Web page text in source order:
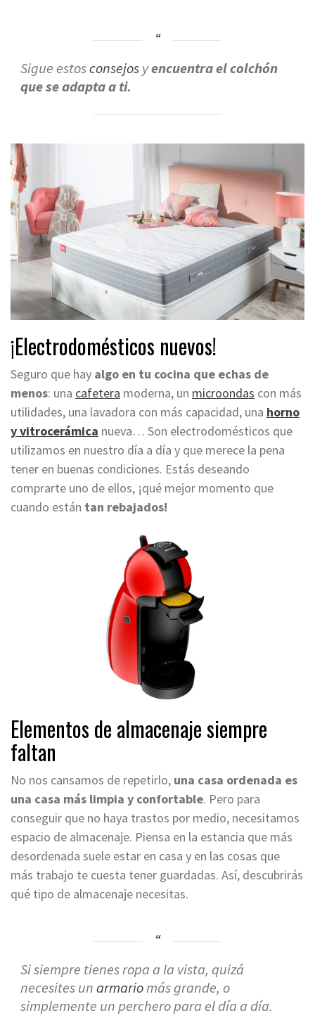
Sigue estosconsejosyencuentra el colchón
que se adapta a ti.
¡Electrodomésticos nuevos!
Seguro que hay algo en tu cocina que echas de
menos: una cafetera moderna, un microondas con más
utilidades, una lavadora con más capacidad, una horno
y vitrocerámica nueva… Son electrodomésticos que
utilizamos en nuestro día a día y que merece la pena
tener en buenas condiciones. Estás deseando
comprarte uno de ellos, ¡qué mejor momento que
cuando están tan rebajados!
Elementos de almacenaje siempre
faltan
No nos cansamos de repetirlo, una casa ordenada es
una casa más limpia y confortable. Pero para
conseguir que no haya trastos por medio, necesitamos
espacio de almacenaje. Piensa en la estancia que más
desordenada suele estar en casa y en las cosas que
más trabajo te cuesta tener guardadas. Así, descubrirás
qué tipo de almacenaje necesitas.
Si siempre tienes ropa a la vista, quizá
necesites unarmariomás grande, o
simplemente un percheropara el día a día.